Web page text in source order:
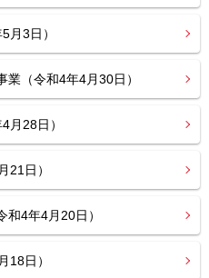
月3日）
（令和4年4月30日）
月28日）
21日）
和4年4月20日）
18日）